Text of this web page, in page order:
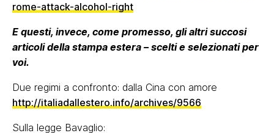
rome-attack-alcohol-right
E questi, invece, come promesso, gli altri succosi
articoli della stampa estera – scelti e selezionati per
voi.
Due regimi a confronto: dalla Cina con amore
http://italiadallestero.info/archives/9566
Sulla legge Bavaglio: